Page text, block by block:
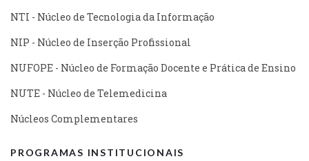
NTI - Núcleo de Tecnologia da Informação
NIP - Núcleo de Inserção Profissional
NUFOPE - Núcleo de Formação Docente e Prática de Ensino
NUTE - Núcleo de Telemedicina
Núcleos Complementares
PROGRAMAS INSTITUCIONAIS